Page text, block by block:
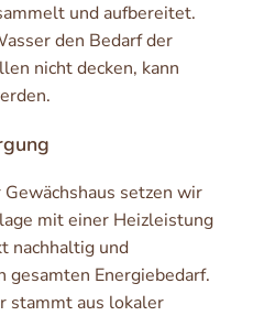
und aufbereitet.
den Bedarf der
nicht decken, kann
setzen wir
mit einer Heizleistung
nachhaltig und
gesamten Energiebedarf.
stammt aus lokaler